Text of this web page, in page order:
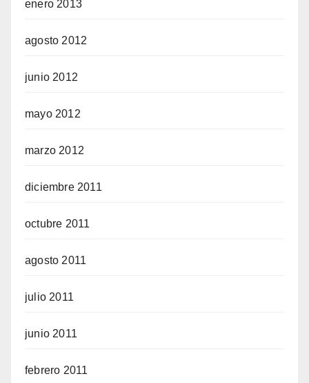
enero 2013
agosto 2012
junio 2012
mayo 2012
marzo 2012
diciembre 2011
octubre 2011
agosto 2011
julio 2011
junio 2011
febrero 2011